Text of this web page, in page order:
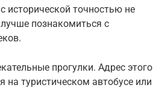
исторической точностью не
познакомиться с
прогулки. Адрес этого
на туристическом автобусе или